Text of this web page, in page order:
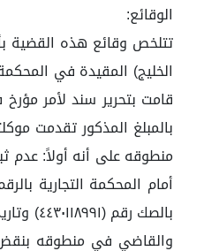
الوقائع:
تتلخص وقائع هذه القضية
منطوقه على أنه أولاً: عدم
والقاضي في منطوقه بنقض